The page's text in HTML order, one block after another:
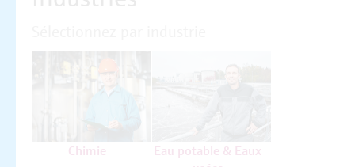
Chimie
Eau potable & Eaux